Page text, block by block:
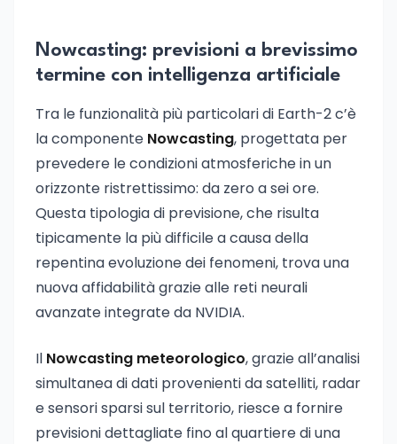
Nowcasting: previsioni a brevissimo
termine con intelligenza artificiale
Tra le funzionalità più particolari di Earth-2 c’è
la componente Nowcasting, progettata per
prevedere le condizioni atmosferiche in un
orizzonte ristrettissimo: da zero a sei ore.
Questa tipologia di previsione, che risulta
tipicamente la più difficile a causa della
repentina evoluzione dei fenomeni, trova una
nuova affidabilità grazie alle reti neurali
avanzate integrate da NVIDIA.
Il Nowcasting meteorologico, grazie all’analisi
simultanea di dati provenienti da satelliti, radar
e sensori sparsi sul territorio, riesce a fornire
previsioni dettagliate fino al quartiere di una